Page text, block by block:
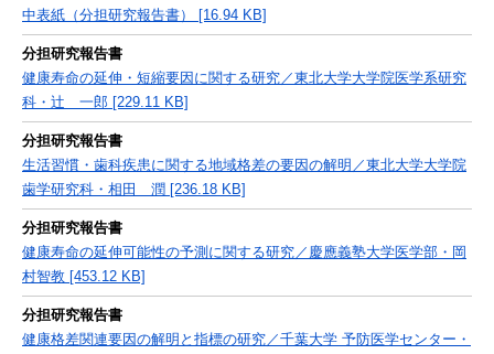
中表紙（分担研究報告書） [16.94 KB]
分担研究報告書
健康寿命の延伸・短縮要因に関する研究／東北大学大学院医学系研究
科・辻 一郎 [229.11 KB]
分担研究報告書
生活習慣・歯科疾患に関する地域格差の要因の解明／東北大学大学院
歯学研究科・相田 潤 [236.18 KB]
分担研究報告書
健康寿命の延伸可能性の予測に関する研究／慶應義塾大学医学部・岡
村智教 [453.12 KB]
分担研究報告書
健康格差関連要因の解明と指標の研究／千葉大学 予防医学センター・